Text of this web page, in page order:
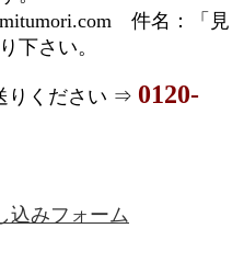
件名：「見
下さい。
りください ⇒ 0120-